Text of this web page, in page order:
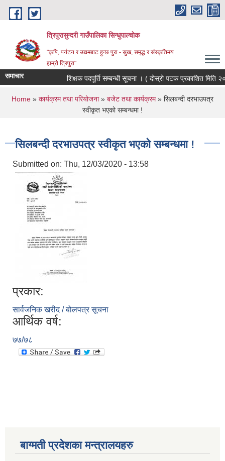
Skip to main content
त्रिपुरासुन्दरी गाउँपालिका सिन्धुपाल्चाेक
"कृषि, पर्यटन र उद्यमबाट हुन्छ पुरा - सुख, समृद्ध र संस्कृतिमय
हाम्रो त्रिपुरा"
समाचार शिक्षक पदपूर्ति सम्बन्धी सूचना । ( दोस्रो पटक प्रकाशित मिति
You are here
Home » कार्यक्रम तथा परियोजना» बजेट तथा कार्यक्रम» सिलबन्दी दरभाउपत्र
स्वीकृत भएको सम्बन्धमा !
सिलबन्दी दरभाउपत्र स्वीकृत भएको सम्बन्धमा !
Submitted on: Thu, 12/03/2020 - 13:58
प्रकार:
सार्वजनिक खरीद / बोलपत्र सूचना
आर्थिक वर्ष:
७७/७८
बाग्मती प्रदेशका मन्त्रालयहरु